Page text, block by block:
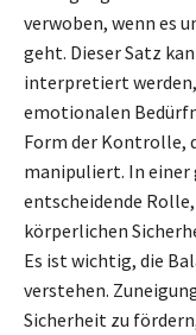
verwoben, wenn es
geht. Dieser Satz
interpretiert werden,
emotionalen
Form der Kontrolle,
manipuliert. In einer
entscheidende
körperlichen
Es ist wichtig, die
verstehen.
Sicherheit zu